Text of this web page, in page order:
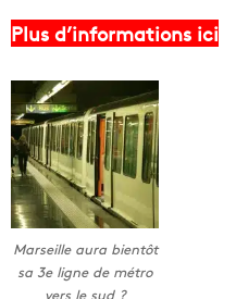
Plus d’informations ici
Marseille aura bientôt
sa 3e ligne de métro
vers le sud ?